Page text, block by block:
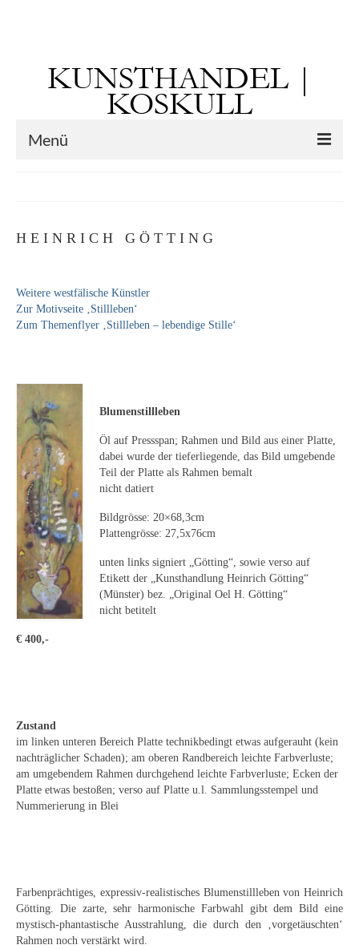
KUNSTHANDEL |
KOSKULL
Menü
– 02.06.1851 ebd.)
Max Gaisser
Ludwig Martin Wilberg
Weitere Künstler nach 1945
Kunst 1900-1945
Walter Becker
Ernst Geitlinger
Paul Segieth
Richard Sprick
Helmut Diekmann
Hermann Dieste
H E I N R I C H G Ö T T I N G
Weitere westfälische Künstler
Zur Motivseite ‚Stillleben‘
Zum Themenflyer ‚Stillleben – lebendige Stille‘
Blumenstillleben
Öl auf Pressspan; Rahmen und Bild aus einer Platte,
dabei wurde der tieferliegende, das Bild umgebende
Teil der Platte als Rahmen bemalt
nicht datiert
Bildgrösse: 20×68,3cm
Plattengrösse: 27,5x76cm
unten links signiert „Götting“, sowie verso auf
Etikett der „Kunsthandlung Heinrich Götting“
(Münster) bez. „Original Oel H. Götting“
nicht betitelt
€ 400,-
Zustand
im linken unteren Bereich Platte technikbedingt etwas aufgerauht (kein
nachträglicher Schaden); am oberen Randbereich leichte Farbverluste;
am umgebendem Rahmen durchgehend leichte Farbverluste; Ecken der
Platte etwas bestoßen; verso auf Platte u.l. Sammlungsstempel und
Nummerierung in Blei
Farbenprächtiges, expressiv-realistisches Blumenstillleben von Heinrich
Götting. Die zarte, sehr harmonische Farbwahl gibt dem Bild eine
mystisch-phantastische Ausstrahlung, die durch den ‚vorgetäuschten‘
Rahmen noch verstärkt wird.